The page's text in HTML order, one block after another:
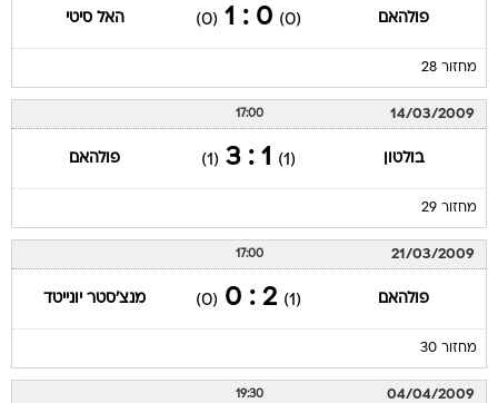
פולהאם (0)
0 : 1
(0) האל סיטי
מחזור 28
14/03/2009
17:00
בולטון (1)
1 : 3
(1) פולהאם
מחזור 29
21/03/2009
17:00
פולהאם (1)
2 : 0
(0) מנצ'סטר יונייטד
מחזור 30
04/04/2009
19:30